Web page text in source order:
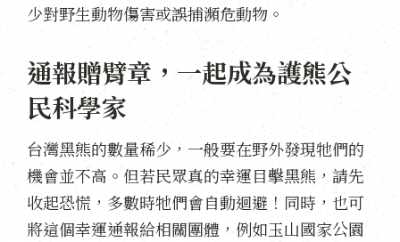
少對野生動物傷害或誤捕瀕危動物。
通報贈臂章，一起成為護熊公
民科學家
台灣黑熊的數量稀少，一般要在野外發現牠們的
機會並不高。但若民眾真的幸運目擊黑熊，請先
收起恐慌，多數時牠們會自動迴避！同時，也可
將這個幸運通報給相關團體，例如玉山國家公園